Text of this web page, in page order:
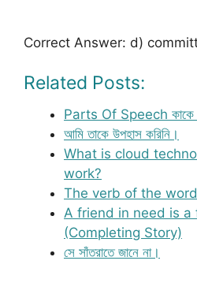
Correct Answer: d)
Related Posts:
Parts Of Speech কাকে
আমি তাকে উপহাস করিনি।
What is cloud
work?
The verb of the
A friend in need is a
(Completing Story)
সে সাঁতরাতে জানে না।